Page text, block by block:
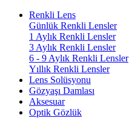
Renkli Lens
Günlük Renkli Lensler
1 Aylık Renkli Lensler
3 Aylık Renkli Lensler
6 - 9 Aylık Renkli Lensler
Yıllık Renkli Lensler
Lens Solüsyonu
Gözyaşı Damlası
Aksesuar
Optik Gözlük